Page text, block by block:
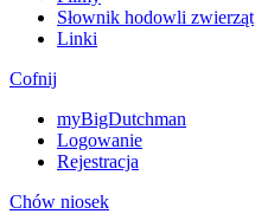
Słownik hodowli zwierząt
Linki
Cofnij
myBigDutchman
Logowanie
Rejestracja
Chów niosek